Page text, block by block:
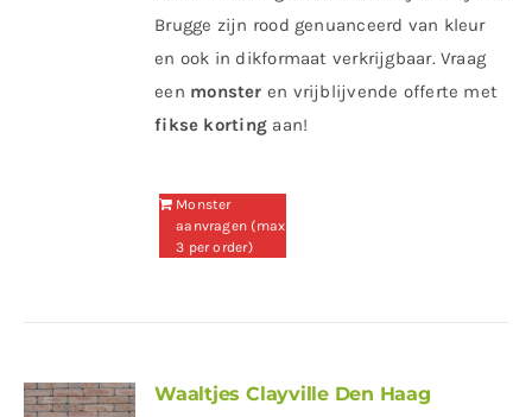
Brugge zijn rood genuanceerd van kleur
en ook in dikformaat verkrijgbaar. Vraag
een monster en vrijblijvende offerte met
fikse korting aan!
Monster
aanvragen (max
3 per order)
Waaltjes Clayville Den Haag